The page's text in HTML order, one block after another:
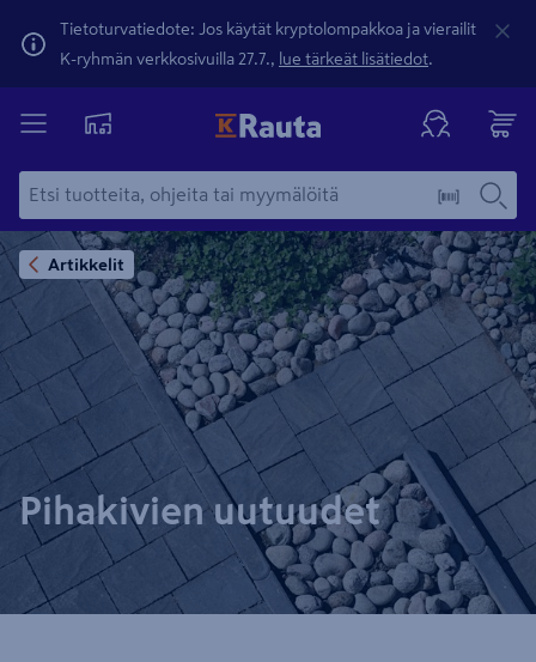
Tietoturvatiedote: Jos käytät kryptolompakkoa ja vierailit
K-ryhmän verkkosivuilla 27.7., lue tärkeät lisätiedot.
Artikkelit
Pihakivien uutuudet